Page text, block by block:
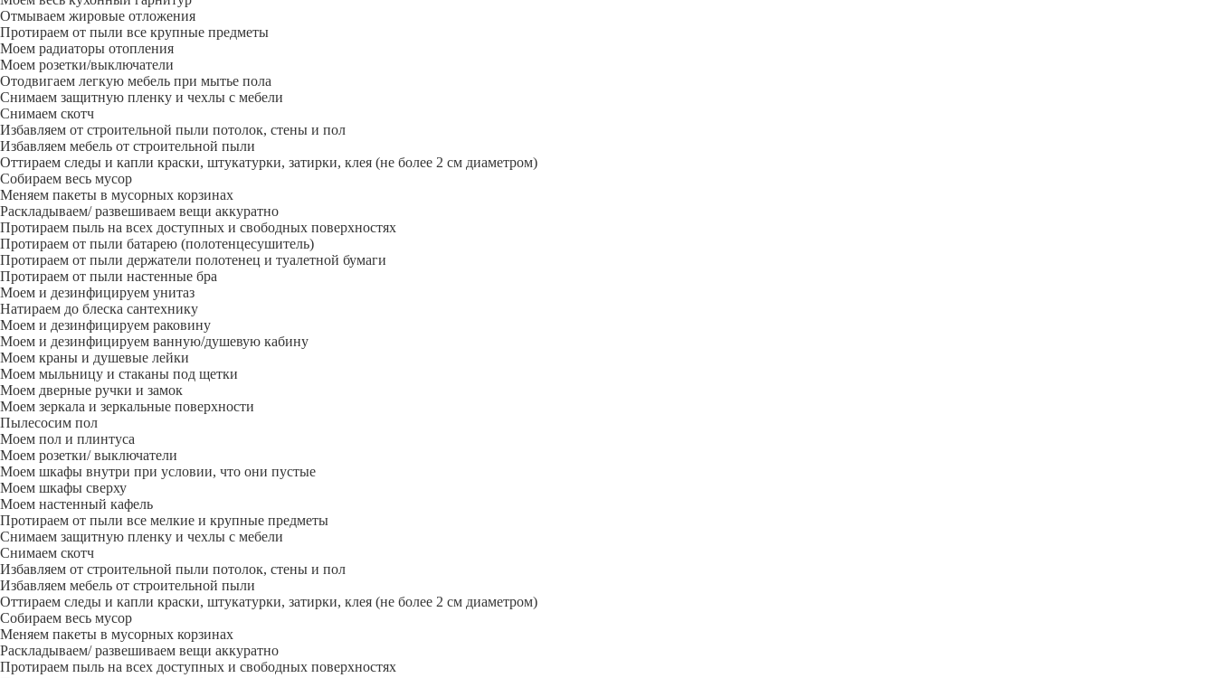
Отмываем жировые отложения
Протираем от пыли все крупные предметы
Моем радиаторы отопления
Моем розетки/выключатели
Отодвигаем легкую мебель при мытье пола
Снимаем защитную пленку и чехлы с мебели
Снимаем скотч
Избавляем от строительной пыли потолок, стены и пол
Избавляем мебель от строительной пыли
Оттираем следы и капли краски, штукатурки, затирки, клея (не более 2 см диаметром)
Собираем весь мусор
Меняем пакеты в мусорных корзинах
Раскладываем/ развешиваем вещи аккуратно
Протираем пыль на всех доступных и свободных поверхностях
Протираем от пыли батарею (полотенцесушитель)
Протираем от пыли держатели полотенец и туалетной бумаги
Протираем от пыли настенные бра
Моем и дезинфицируем унитаз
Натираем до блеска сантехнику
Моем и дезинфицируем раковину
Моем и дезинфицируем ванную/душевую кабину
Моем краны и душевые лейки
Моем мыльницу и стаканы под щетки
Моем дверные ручки и замок
Моем зеркала и зеркальные поверхности
Пылесосим пол
Моем пол и плинтуса
Моем розетки/ выключатели
Моем шкафы внутри при условии, что они пустые
Моем шкафы сверху
Моем настенный кафель
Протираем от пыли все мелкие и крупные предметы
Снимаем защитную пленку и чехлы с мебели
Снимаем скотч
Избавляем от строительной пыли потолок, стены и пол
Избавляем мебель от строительной пыли
Оттираем следы и капли краски, штукатурки, затирки, клея (не более 2 см диаметром)
Собираем весь мусор
Меняем пакеты в мусорных корзинах
Раскладываем/ развешиваем вещи аккуратно
Протираем пыль на всех доступных и свободных поверхностях